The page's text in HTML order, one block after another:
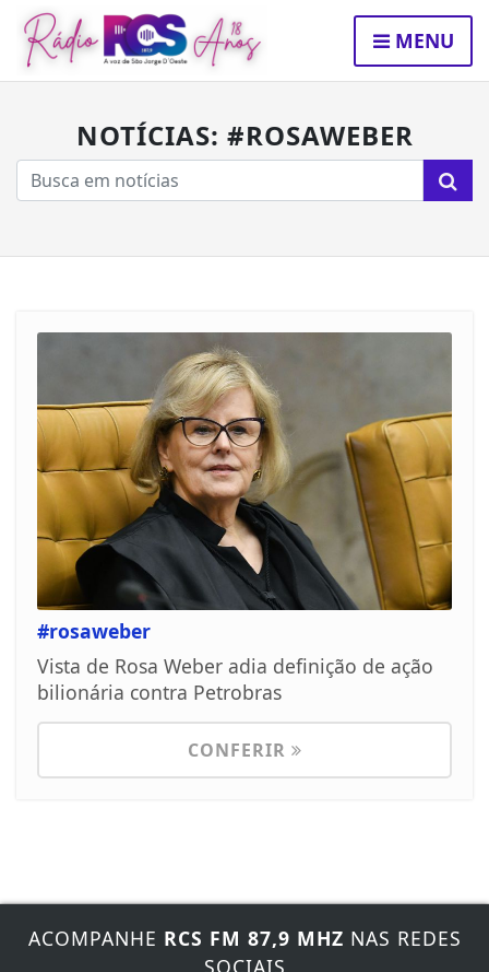
MENU
NOTÍCIAS: #ROSAWEBER
#rosaweber
Vista de Rosa Weber adia definição de ação
bilionária contra Petrobras
CONFERIR
ACOMPANHE RCS FM 87,9 MHZ NAS REDES
SOCIAIS